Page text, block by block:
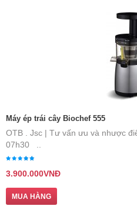
Máy ép trái cây Biochef 555
OTB . Jsc | Tư vấn ưu và nhược
07h30 ..
3.900.000VNĐ